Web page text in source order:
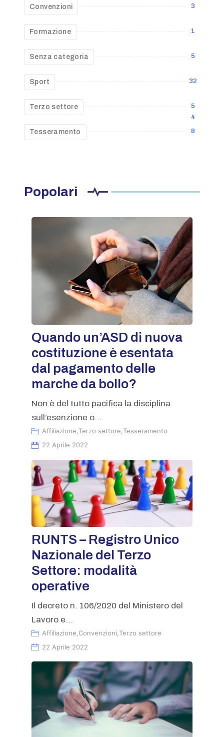
Convenzioni 3
Formazione 1
Senza categoria 5
Sport 32
Terzo settore
5
4
Tesseramento 8
Popolari
Quando un’ASD di nuova
costituzione è esentata
dal pagamento delle
marche da bollo?
Non è del tutto pacifica la disciplina
sull’esenzione o...
Affiliazione Terzo settore Tesseramento
22 Aprile 2022
RUNTS – Registro Unico
Nazionale del Terzo
Settore: modalità
operative
Il decreto n. 106/2020 del Ministero del
Lavoro e...
Affiliazione Convenzioni Terzo settore
22 Aprile 2022